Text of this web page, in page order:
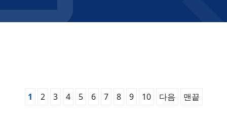
1 2 3 4 5 6 7 8 9 10 다음 맨끝